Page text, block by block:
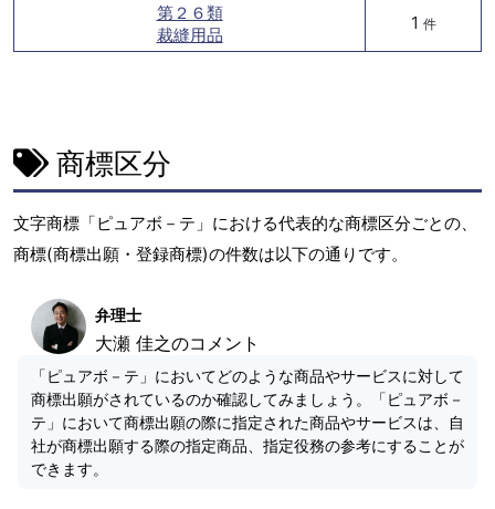
第２６類
裁縫用品
1 件
商標区分
文字商標「ピュアボ－テ」における代表的な商標区分ごとの、
商標(商標出願・登録商標)の件数は以下の通りです。
弁理士
大瀬 佳之のコメント
「ピュアボ－テ」においてどのような商品やサービスに対して
商標出願がされているのか確認してみましょう。「ピュアボ－
テ」において商標出願の際に指定された商品やサービスは、自
社が商標出願する際の指定商品、指定役務の参考にすることが
できます。